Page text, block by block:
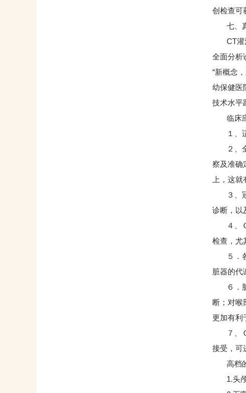
创检查可
七、真
CT灌注
全面分析
“新概念
幼保健医
技术水平
临床
１、适
２、全
察及准确
上，这
３、冠
诊断，以
４、Ｃ
检查，尤
５．各
脏器的代
６．脏
断；对喉
更加有利
７、Ｃ
接受，可
高档的
1.头颅